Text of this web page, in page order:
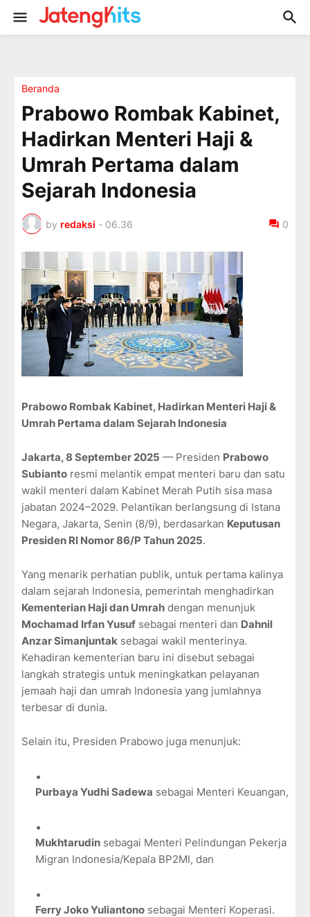
Beranda
Prabowo Rombak Kabinet,
Hadirkan Menteri Haji &
Umrah Pertama dalam
Sejarah Indonesia
by redaksi - 06.36 0
Prabowo Rombak Kabinet, Hadirkan Menteri Haji &
Umrah Pertama dalam Sejarah Indonesia
Jakarta, 8 September 2025 — Presiden Prabowo
Subianto resmi melantik empat menteri baru dan satu
wakil menteri dalam Kabinet Merah Putih sisa masa
jabatan 2024–2029. Pelantikan berlangsung di Istana
Negara, Jakarta, Senin (8/9), berdasarkan Keputusan
Presiden RI Nomor 86/P Tahun 2025.
Yang menarik perhatian publik, untuk pertama kalinya
dalam sejarah Indonesia, pemerintah menghadirkan
Kementerian Haji dan Umrah dengan menunjuk
Mochamad Irfan Yusuf sebagai menteri dan Dahnil
Anzar Simanjuntak sebagai wakil menterinya.
Kehadiran kementerian baru ini disebut sebagai
langkah strategis untuk meningkatkan pelayanan
jemaah haji dan umrah Indonesia yang jumlahnya
terbesar di dunia.
Selain itu, Presiden Prabowo juga menunjuk:
Purbaya Yudhi Sadewa sebagai Menteri Keuangan,
Mukhtarudin sebagai Menteri Pelindungan Pekerja
Migran Indonesia/Kepala BP2MI, dan
Ferry Joko Yuliantono sebagai Menteri Koperasi.